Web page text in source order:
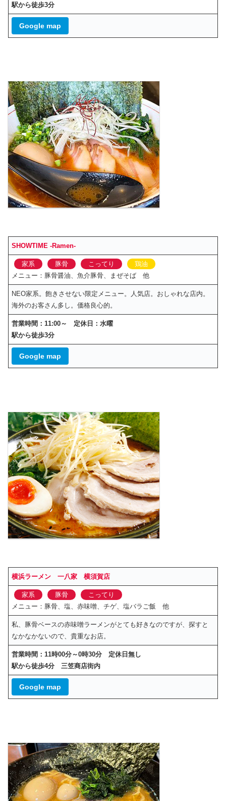
駅から徒歩3分
Google map
SHOWTIME -Ramen-
家系 豚骨 こってり
鶏油
メニュー：豚骨醤油、魚介豚骨、まぜそば 他
NEO家系。飽きさせない限定メニュー。人気店。おしゃれな店内。
海外のお客さん多し。価格良心的。
営業時間：11:00～ 定休日：水曜
駅から徒歩3分
Google map
横浜ラーメン 一八家 横須賀店
家系 豚骨
こってり
メニュー：豚骨、塩、赤味噌、チゲ、塩バラご飯 他
私、豚骨ベースの赤味噌ラーメンがとても好きなのですが、探すと
なかなかないので、貴重なお店。
営業時間：11時00分～0時30分 定休日無し
駅から徒歩4分 三笠商店街内
Google map